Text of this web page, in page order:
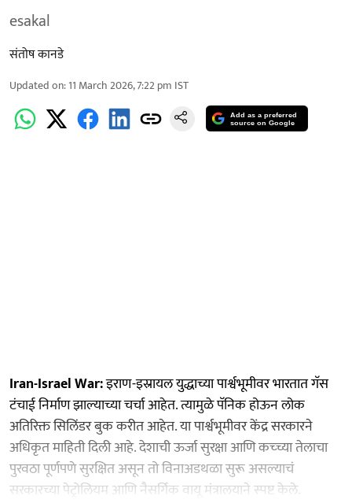
esakal
संतोष कानडे
Updated on:11 March 2026, 7:22 pm IST
Add as a preferred
source on Google
Iran-Israel War:इराण-इस्रायल युद्धाच्या पार्श्वभूमीवर भारतात गॅस
टंचाई निर्माण झाल्याच्या चर्चा आहेत. त्यामुळे पॅनिक होऊन लोक
अतिरिक्त सिलिंडर बुक करीत आहेत. या पार्श्वभूमीवर केंद्र सरकारने
अधिकृत माहिती दिली आहे. देशाची ऊर्जा सुरक्षा आणि कच्च्या तेलाचा
पुरवठा पूर्णपणे सुरक्षित असून तो विनाअडथळा सुरू असल्याचं
सरकारच्या पेट्रोलियम आणि नैसर्गिक वायू मंत्रालयाने स्पष्ट केले.